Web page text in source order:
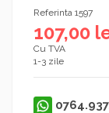
Referinta 1597
107,00
Cu TVA
1-3 zile